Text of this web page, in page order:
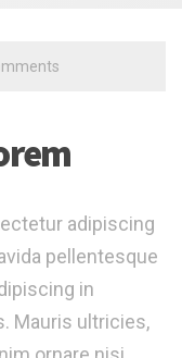
adipiscing
pellentesque
in
Mauris ultricies,